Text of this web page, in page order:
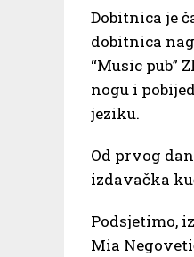
Dobitnica je
dobitnica
“Music pub”
nogu i
jeziku.
Od prvog
izdavačka
Podsjetimo,
Mia